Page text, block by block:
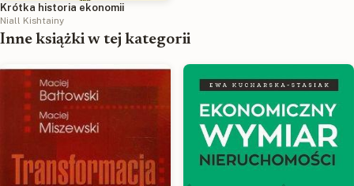
Krótka historia ekonomii
Niall Kishtainy
Inne książki w tej kategorii